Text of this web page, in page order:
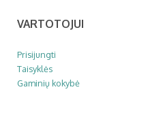
VARTOTOJUI
Prisijungti
Taisyklės
Gaminių kokybė